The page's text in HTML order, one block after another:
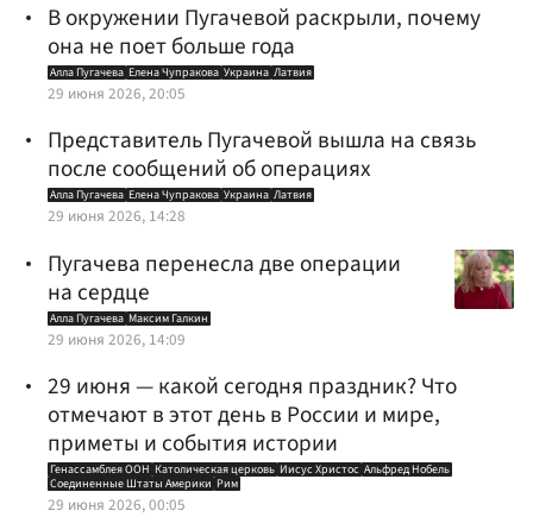
В окружении Пугачевой раскрыли, почему
она не поет больше года
Алла Пугачева Елена Чупракова Украина Латвия
29 июня 2026, 20:05
Представитель Пугачевой вышла на связь
после сообщений об операциях
Алла Пугачева Елена Чупракова Украина Латвия
29 июня 2026, 14:28
Пугачева перенесла две операции
на сердце
Алла Пугачева Максим Галкин
29 июня 2026, 14:09
29 июня — какой сегодня праздник? Что
отмечают в этот день в России и мире,
приметы и события истории
Генассамблея ООН Католическая церковь Иисус Христос Альфред Нобель
Соединенные Штаты Америки Рим
29 июня 2026, 00:05